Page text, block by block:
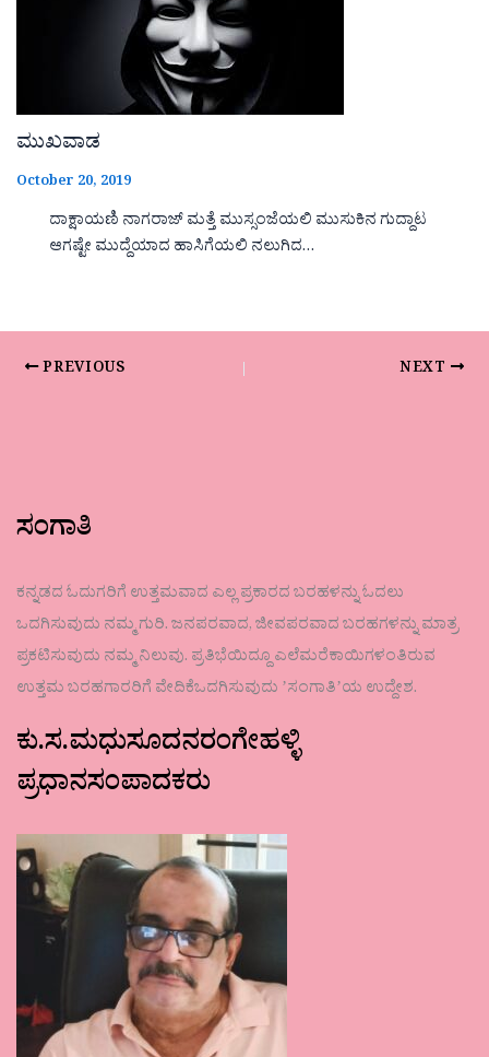
ಮುಖವಾಡ
October 20, 2019
ದಾಕ್ಷಾಯಣಿ ನಾಗರಾಜ್ ಮತ್ತೆ ಮುಸ್ಸಂಜೆಯಲಿ ಮುಸುಕಿನ ಗುದ್ದಾಟ
ಆಗಷ್ಟೇ ಮುದ್ದೆಯಾದ ಹಾಸಿಗೆಯಲಿ ನಲುಗಿದ…
PREVIOUS NEXT
ಸಂಗಾತಿ
ಕನ್ನಡದ ಓದುಗರಿಗೆ ಉತ್ತಮವಾದ ಎಲ್ಲ ಪ್ರಕಾರದ ಬರಹಳನ್ನು ಓದಲು
ಒದಗಿಸುವುದು ನಮ್ಮ ಗುರಿ. ಜನಪರವಾದ, ಜೀವಪರವಾದ ಬರಹಗಳನ್ನು ಮಾತ್ರ
ಪ್ರಕಟಿಸುವುದು ನಮ್ಮ ನಿಲುವು. ಪ್ರತಿಭೆಯಿದ್ದೂ ಎಲೆಮರೆಕಾಯಿಗಳಂತಿರುವ
ಉತ್ತಮ ಬರಹಗಾರರಿಗೆ ವೇದಿಕೆಒದಗಿಸುವುದು ʼಸಂಗಾತಿʼಯ ಉದ್ದೇಶ.
ಕು.ಸ.ಮಧುಸೂದನರಂಗೇಹಳ್ಳಿ
ಪ್ರಧಾನಸಂಪಾದಕರು